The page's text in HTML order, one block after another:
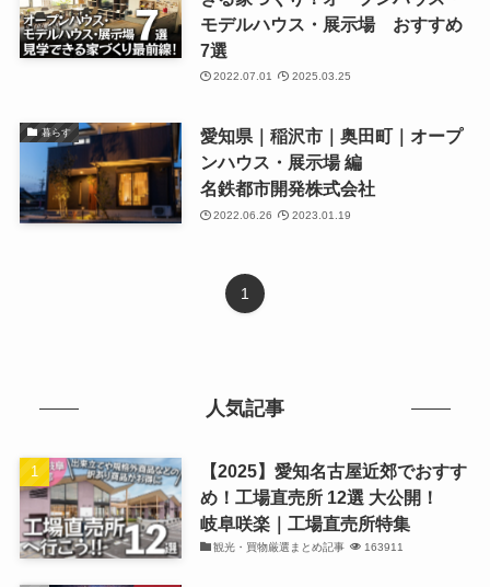
モデルハウス・展示場 おすすめ
7選
2022.07.01 2025.03.25
暮らす
愛知県｜稲沢市｜奥田町｜オープ
ンハウス・展示場 編
名鉄都市開発株式会社
2022.06.26 2023.01.19
1
人気記事
【2025】愛知名古屋近郊でおすす
め！工場直売所 12選 大公開！
岐阜咲楽｜工場直売所特集
観光・買物厳選まとめ記事 163911